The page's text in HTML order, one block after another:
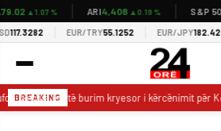
▲1.07 % ARI4,408▲0.19 % S&P 500
EUR/TRY55.1252 EUR/JPY182.42
BREAKING
Serbia është burim kryesor i kërcënimit për